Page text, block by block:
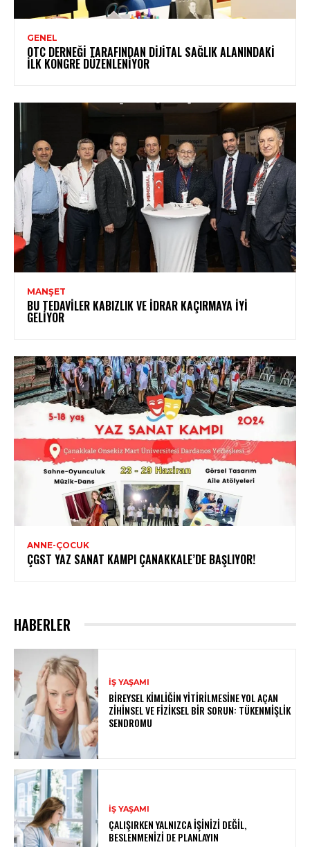
GENEL
OTC DERNEĞI TARAFINDAN DIJITAL SAĞLIK ALANINDAKI
İLK KONGRE DÜZENLENIYOR
MANŞET
BU TEDAVILER KABIZLIK VE İDRAR KAÇIRMAYA İYI
GELIYOR
ANNE-ÇOCUK
ÇGST YAZ SANAT KAMPI ÇANAKKALE’DE BAŞLIYOR!
HABERLER
İŞ YAŞAMI
BIREYSEL KIMLIĞIN YITIRILMESINE YOL AÇAN
ZIHINSEL VE FIZIKSEL BIR SORUN: TÜKENMIŞLIK
SENDROMU
İŞ YAŞAMI
ÇALIŞIRKEN YALNIZCA İŞINIZI DEĞIL,
BESLENMENIZI DE PLANLAYIN